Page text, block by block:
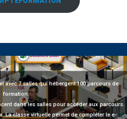
avec 7 salles qui hébergent 100 parcours de
formation.
dans les salles pour accéder aux parcours.
La classe virtuelle permet de compléter le e-